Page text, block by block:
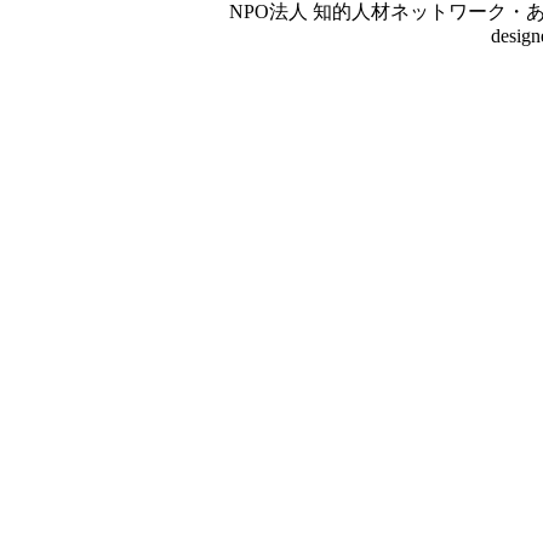
NPO法人 知的人材ネットワーク・